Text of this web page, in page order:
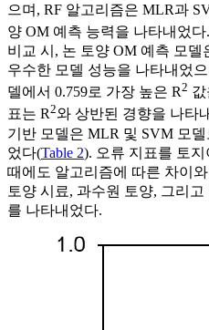
으며, RF 알고리즘은 MLR과
양 OM 예측 능력을 나타내었
비교 시, 논 토양 OM 예측 모
우수한 모델 성능을 나타내었
델에서 0.759로 가장 높은 R2
표는 R2와 상반된 경향을 나타
기반 모델은 MLR 및 SVM 모
었다(Table 2). 오류 지표를 토
때에도 알고리즘에 따른 차이
토양 시료, 과수원 토양, 그리
를 나타내었다.